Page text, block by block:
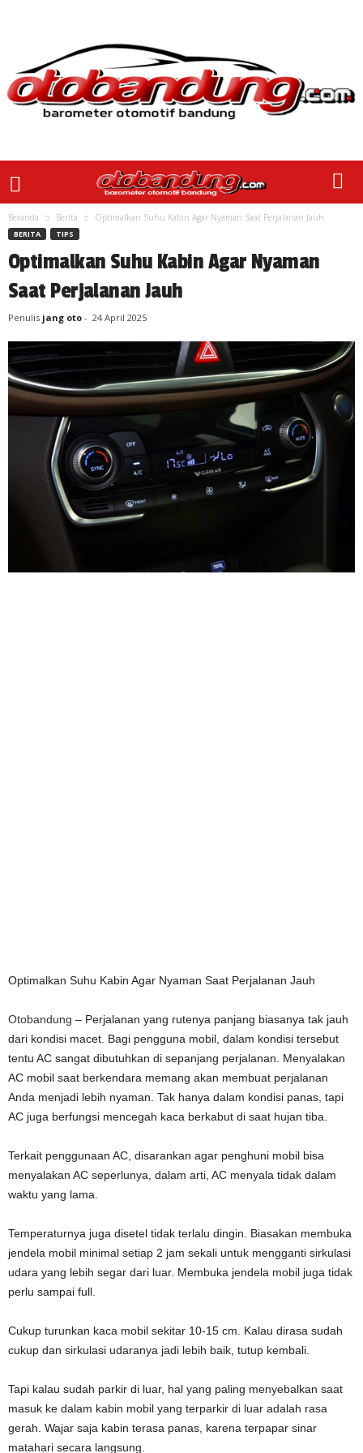
Beranda Berita Optimalkan Suhu Kabin Agar Nyaman Saat Perjalanan Jauh
BERITA TIPS
Optimalkan Suhu Kabin Agar Nyaman
Saat Perjalanan Jauh
Penulis jang oto - 24 April 2025
Optimalkan Suhu Kabin Agar Nyaman Saat Perjalanan Jauh
Otobandung – Perjalanan yang rutenya panjang biasanya tak jauh
dari kondisi macet. Bagi pengguna mobil, dalam kondisi tersebut
tentu AC sangat dibutuhkan di sepanjang perjalanan. Menyalakan
AC mobil saat berkendara memang akan membuat perjalanan
Anda menjadi lebih nyaman. Tak hanya dalam kondisi panas, tapi
AC juga berfungsi mencegah kaca berkabut di saat hujan tiba.
Terkait penggunaan AC, disarankan agar penghuni mobil bisa
menyalakan AC seperlunya, dalam arti, AC menyala tidak dalam
waktu yang lama.
Temperaturnya juga disetel tidak terlalu dingin. Biasakan membuka
jendela mobil minimal setiap 2 jam sekali untuk mengganti sirkulasi
udara yang lebih segar dari luar. Membuka jendela mobil juga tidak
perlu sampai full.
Cukup turunkan kaca mobil sekitar 10-15 cm. Kalau dirasa sudah
cukup dan sirkulasi udaranya jadi lebih baik, tutup kembali.
Tapi kalau sudah parkir di luar, hal yang paling menyebalkan saat
masuk ke dalam kabin mobil yang terparkir di luar adalah rasa
gerah. Wajar saja kabin terasa panas, karena terpapar sinar
matahari secara langsung.